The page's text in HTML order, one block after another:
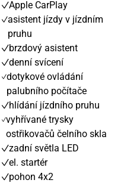
Apple CarPlay
asistent jízdy v jízdním
pruhu
brzdový asistent
denní svícení
dotykové ovládání
palubního počítače
hlídání jízdního pruhu
vyhřívané trysky
ostřikovačů čelního skla
zadní světla LED
el. startér
pohon 4x2